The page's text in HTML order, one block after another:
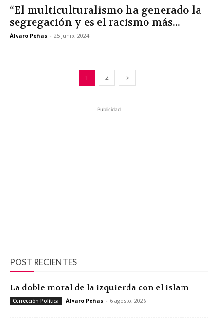
“El multiculturalismo ha generado la
segregación y es el racismo más...
Álvaro Peñas - 25 junio, 2024
1 2
Publicidad
POST RECIENTES
La doble moral de la izquierda con el islam
Corrección Política Álvaro Peñas - 6 agosto, 2026